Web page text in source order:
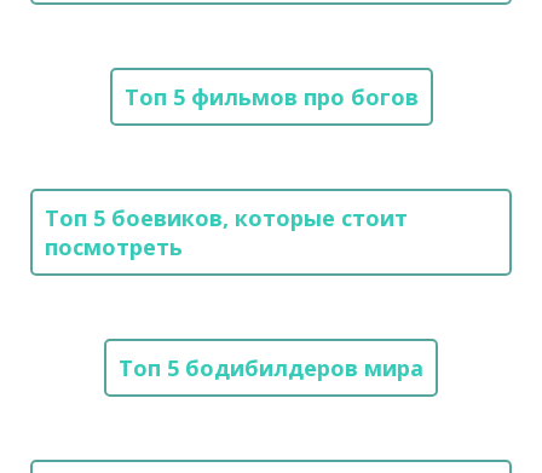
Топ 5 фильмов про богов
Топ 5 боевиков, которые стоит
посмотреть
Топ 5 бодибилдеров мира